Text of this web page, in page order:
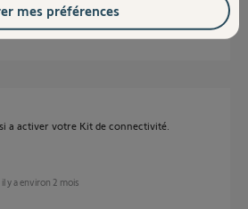
il y a environ 2 mois
a activer votre Kit de connectivité.
il y a environ 2 mois
mes préférences